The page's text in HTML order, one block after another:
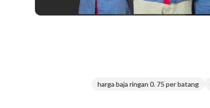
harga baja ringan 0. 75 per batang